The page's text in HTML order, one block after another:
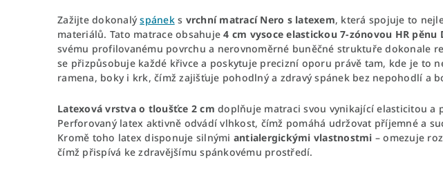
Zažijte dokonalýspáneks vrchní matrací Nero s latexem, která spojuje to
materiálů. Tato matrace obsahuje 4 cm vysoce elastickou 7-zónovou HR pěnu
svému profilovanému povrchu a nerovnoměrné buněčné struktuře dokonale
se přizpůsobuje každé křivce a poskytuje precizní oporu právě tam, kde je to
ramena, boky i krk, čímž zajišťuje pohodlný a zdravý spánek bez nepohodlí a
Latexová vrstva o tloušťce 2 cm doplňuje matraci svou vynikající elasticitou a
Perforovaný latex aktivně odvádí vlhkost, čímž pomáhá udržovat příjemné a
Kromě toho latex disponuje silnými antialergickými vlastnostmi – omezuje
čímž přispívá ke zdravějšímu spánkovému prostředí.